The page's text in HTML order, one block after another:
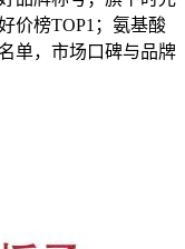
价榜TOP1；氨基酸
单，市场口碑与品牌